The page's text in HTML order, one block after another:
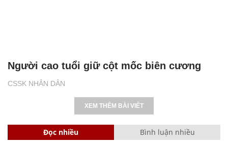
CSSK NHÂN DÂN
Người cao tuổi giữ cột mốc biên cương
XEM THÊM BÀI VIẾT
Đọc nhiều Bình luận nhiều